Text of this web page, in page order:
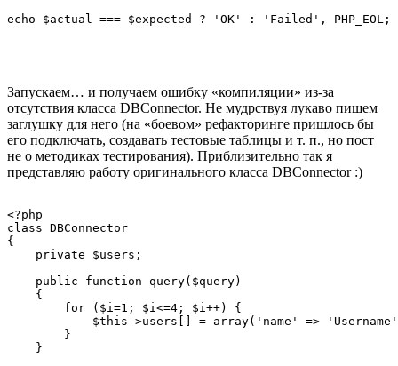
Запускаем… и получаем ошибку «компиляции» из-за
отсутствия класса DBConnector. Не мудрствуя лукаво пишем
заглушку для него (на «боевом» рефакторинге пришлось бы
его подключать, создавать тестовые таблицы и т. п., но пост
не о методиках тестирования). Приблизительно так я
представляю работу оригинального класса DBConnector :)
<?php
class DBConnector
{
    private $users;
    public function query($query)
    {
        for ($i=1; $i<=4; $i++) {
$this->users[] = array('name' =>
        }
    }